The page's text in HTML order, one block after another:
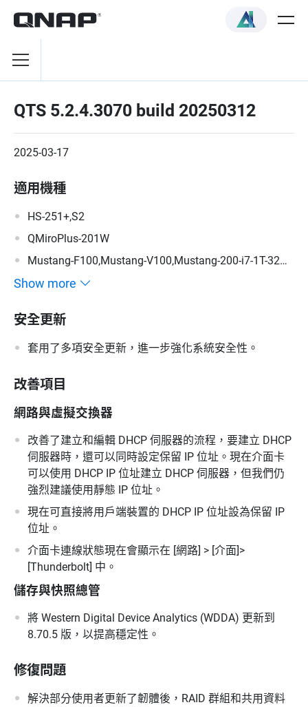
QTS 5.2.4.3070 build 20250312
2025-03-17
適用機種
HS-251+,S2
QMiroPlus-201W
Mustang-F100,Mustang-V100,Mustang-200-i7-1T-32G-
R10,Mustang-200-i5-1T-32G-R10,Mustang-200-C-8G-
Show more
安全更新
套用了多項安全更新，進一步強化系統安全性。
改善項目
網路與虛擬交換器
改善了建立和編輯 DHCP 伺服器的流程，要建立 DHCP
伺服器時，還可以同時設定保留 IP 位址。現在介面卡
可以使用 DHCP IP 位址建立 DHCP 伺服器，但我們仍
強烈建議使用靜態 IP 位址。
現在可直接將用戶端裝置的 DHCP IP 位址設為保留 IP
位址。
介面卡連線狀態現在會顯示在 [網路] > [介面]>
[Thunderbolt] 中。
儲存與快照總管
將 Western Digital Device Analytics (WDDA) 更新到
8.70.5 版，以提高穩定性。
修復問題
解決部分使用者更新了韌體後，RAID 群組和共用資料